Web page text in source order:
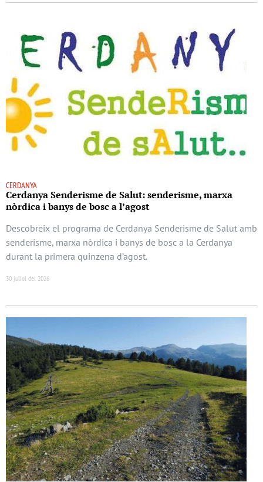
CERDANYA
Cerdanya Senderisme de Salut: senderisme, marxa
nòrdica i banys de bosc a l’agost
Descobreix el programa de Cerdanya Senderisme de Salut amb
senderisme, marxa nòrdica i banys de bosc a la Cerdanya
durant la primera quinzena d’agost.
30 juliol del 2026